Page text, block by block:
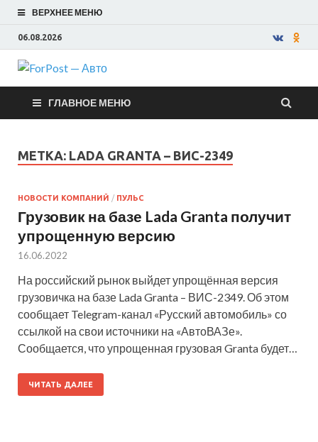
ВЕРХНЕЕ МЕНЮ
06.08.2026
ForPost —
Авто
ГЛАВНОЕ МЕНЮ
МЕТКА: LADA GRANTA – ВИС-2349
НОВОСТИ КОМПАНИЙ / ПУЛЬС
Грузовик на базе Lada Granta получит
упрощенную версию
16.06.2022
На российский рынок выйдет упрощённая версия
грузовичка на базе Lada Granta – ВИС-2349. Об этом
сообщает Telegram-канал «Русский автомобиль» со
ссылкой на свои источники на «АвтоВАЗе».
Сообщается, что упрощенная грузовая Granta будет…
ЧИТАТЬ ДАЛЕЕ